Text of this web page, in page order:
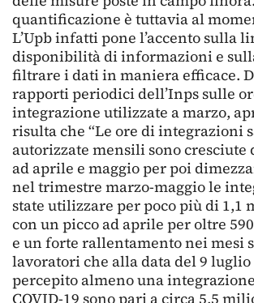
quantificazione è tuttavia al
L’Upb infatti pone l’accento sulla
disponibilità di informazioni e
filtrare i dati in maniera efficace.
rapporti periodici dell’Inps sulle
integrazione utilizzate a marzo,
risulta che “Le ore di integrazioni
autorizzate mensili sono cresciute
ad aprile e maggio per poi
nel trimestre marzo-maggio le
state utilizzare per poco più di 1,1
con un picco ad aprile per oltre
e un forte rallentamento nei mesi
lavoratori che alla data del 9
percepito almeno una
COVID-19 sono pari a circa 5,5